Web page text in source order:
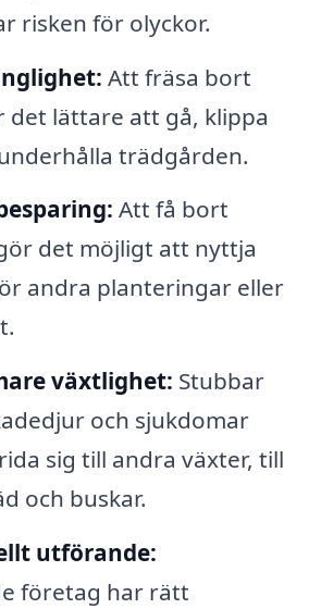
risken för olyckor.
Att fräsa bort
det lättare att gå, klippa
trädgården.
Att få bort
det möjligt att nyttja
andra planteringar eller
växtlighet: Stubbar
och sjukdomar
sig till andra växter, till
och buskar.
utförande:
företag har rätt